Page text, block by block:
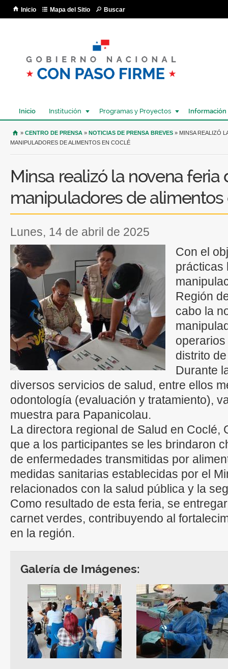
Inicio Mapa del Sitio Buscar
Inicio Institución Programas y Proyectos Información
USTED SE ENCUENTRA AQUÍ
» CENTRO DE PRENSA » NOTICIAS DE PRENSA BREVES » MINSA REALIZÓ
MANIPULADORES DE ALIMENTOS EN COCLÉ
Minsa realizó la novena feria
manipuladores de alimentos
lunes, 14 de abril de 2025
Con el
prácticas
Región
cabo la
distrito
Durante
diversos servicios de salud, entre ellos
odontología (evaluación y tratamiento),
muestra para Papanicolau.
La directora regional de Salud en Coclé,
que a los participantes se les brindaron
de enfermedades transmitidas por
medidas sanitarias establecidas por el
relacionados con la salud pública y la
Como resultado de esta feria, se
carnet verdes, contribuyendo al
en la región.
Galería de Imágenes: